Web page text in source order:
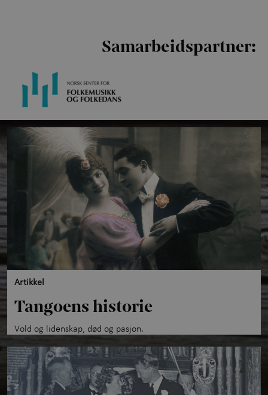
Samarbeidspartner:
Artikkel
Tangoens historie
Vold og lidenskap, død og pasjon.